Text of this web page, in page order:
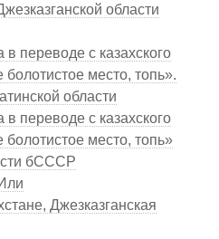
области
в переводе с казахского
болотистое место, топь».
области
в переводе с казахского
болотистое место, топь»
бСССР
Джезказганская